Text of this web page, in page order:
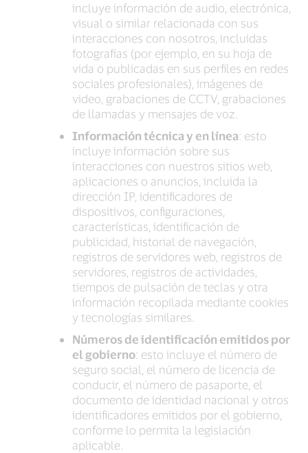
incluye información de audio, electrónica,
visual o similar relacionada con sus
interacciones con nosotros, incluidas
fotografías (por ejemplo, en su hoja de
vida o publicadas en sus perfiles en redes
sociales profesionales), imágenes de
video, grabaciones de CCTV, grabaciones
de llamadas y mensajes de voz.
Información técnica y en línea: esto
incluye información sobre sus
interacciones con nuestros sitios web,
aplicaciones o anuncios, incluida la
dirección IP, identificadores de
dispositivos, configuraciones,
características, identificación de
publicidad, historial de navegación,
registros de servidores web, registros de
servidores, registros de actividades,
tiempos de pulsación de teclas y otra
información recopilada mediante cookies
y tecnologías similares.
Números de identificación emitidos por
el gobierno: esto incluye el número de
seguro social, el número de licencia de
conducir, el número de pasaporte, el
documento de identidad nacional y otros
identificadores emitidos por el gobierno,
conforme lo permita la legislación
aplicable.